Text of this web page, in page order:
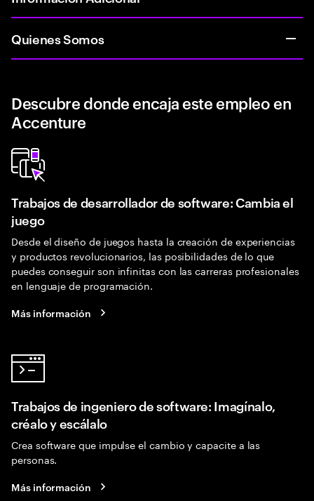
Quienes Somos
Descubre donde encaja este empleo en
Accenture
Trabajos de desarrollador de software: Cambia el
juego
Desde el diseño de juegos hasta la creación de experiencias
y productos revolucionarios, las posibilidades de lo que
puedes conseguir son infinitas con las carreras profesionales
en lenguaje de programación.
Más información
Trabajos de ingeniero de software: Imagínalo,
créalo y escálalo
Crea software que impulse el cambio y capacite a las
personas.
Más información